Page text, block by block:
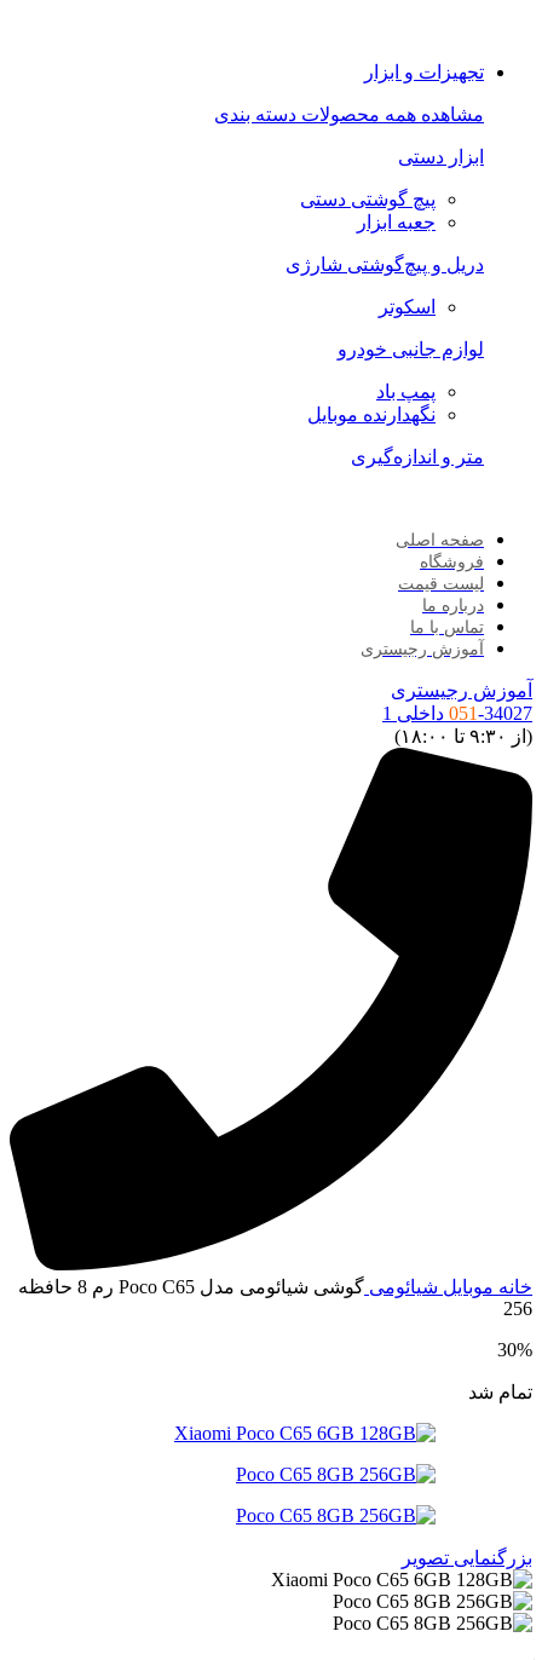
تجهیزات و ابزار
مشاهده همه محصولات دسته بندی
ابزار دستی
پیچ گوشتی دستی
جعبه ابزار
دریل و پیچ‌گوشتی شارژی
اسکوتر
لوازم جانبی خودرو
پمپ باد
نگهدارنده موبایل
متر و اندازه‌گیری
صفحه اصلی
فروشگاه
لیست قیمت
درباره ما
تماس با ما
آموزش رجیستری
رجیستری
051داخلی 1
تا ۱۸:۰۰)
موبایل شیائومی
گوشی شیائومی مدل Poco C65 رم 8 حافظه
شد
تصویر